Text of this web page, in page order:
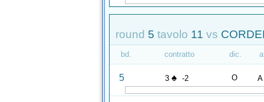
round 5 tavolo 11 vs
bd. contratto dic.
5 3 ♠ -2 O A